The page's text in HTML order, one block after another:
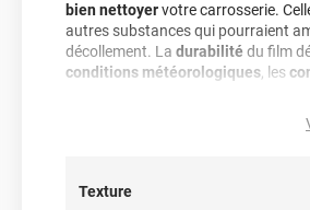
bien nettoyervotre carrosserie.
autres substances qui pourraient
décollement. Ladurabilité du film
conditions météorologiques , les
Comment choisir entre une finition
thermoformable
Texture